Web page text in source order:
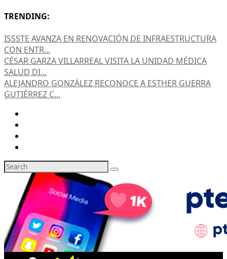
TRENDING:
ISSSTE AVANZA EN RENOVACIÓN DE INFRAESTRUCTURA
CON ENTR...
CÉSAR GARZA VILLARREAL VISITA LA UNIDAD MÉDICA
SALUD DI...
ALEJANDRO GONZÁLEZ RECONOCE A ESTHER GUERRA
GUTIÉRREZ C...